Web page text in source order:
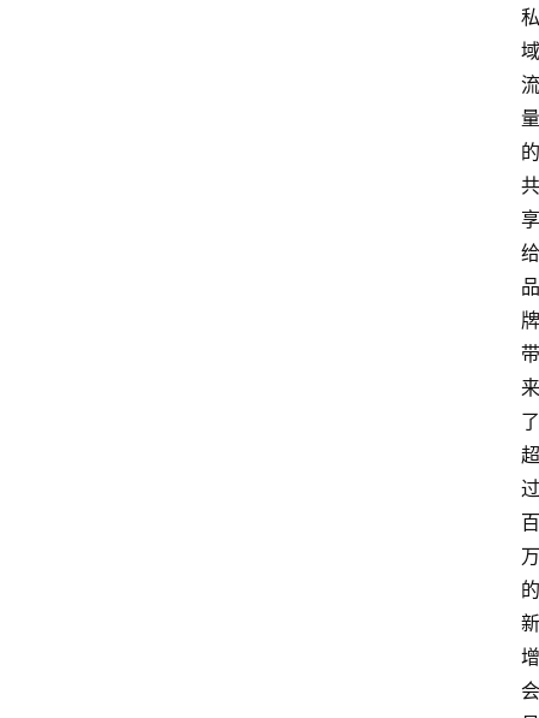
私
域
流
量
的
共
享
给
品
牌
带
来
了
超
过
百
万
的
新
增
会